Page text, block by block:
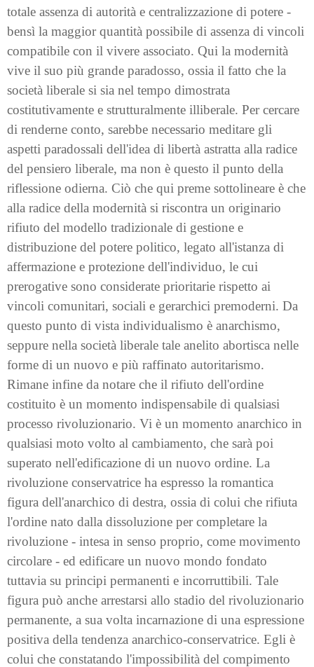
totale assenza di autorità e centralizzazione di potere -
bensì la maggior quantità possibile di assenza di vincoli
compatibile con il vivere associato. Qui la modernità
vive il suo più grande paradosso, ossia il fatto che la
società liberale si sia nel tempo dimostrata
costitutivamente e strutturalmente illiberale. Per cercare
di renderne conto, sarebbe necessario meditare gli
aspetti paradossali dell'idea di libertà astratta alla radice
del pensiero liberale, ma non è questo il punto della
riflessione odierna. Ciò che qui preme sottolineare è che
alla radice della modernità si riscontra un originario
rifiuto del modello tradizionale di gestione e
distribuzione del potere politico, legato all'istanza di
affermazione e protezione dell'individuo, le cui
prerogative sono considerate prioritarie rispetto ai
vincoli comunitari, sociali e gerarchici premoderni. Da
questo punto di vista individualismo è anarchismo,
seppure nella società liberale tale anelito abortisca nelle
forme di un nuovo e più raffinato autoritarismo.
Rimane infine da notare che il rifiuto dell'ordine
costituito è un momento indispensabile di qualsiasi
processo rivoluzionario. Vi è un momento anarchico in
qualsiasi moto volto al cambiamento, che sarà poi
superato nell'edificazione di un nuovo ordine. La
rivoluzione conservatrice ha espresso la romantica
figura dell'anarchico di destra, ossia di colui che rifiuta
l'ordine nato dalla dissoluzione per completare la
rivoluzione - intesa in senso proprio, come movimento
circolare - ed edificare un nuovo mondo fondato
tuttavia su principi permanenti e incorruttibili. Tale
figura può anche arrestarsi allo stadio del rivoluzionario
permanente, a sua volta incarnazione di una espressione
positiva della tendenza anarchico-conservatrice. Egli è
colui che constatando l'impossibilità del compimento